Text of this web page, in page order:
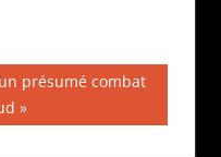
présumé combat